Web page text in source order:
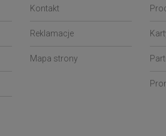
Kontakt
Reklamacje
Mapa strony